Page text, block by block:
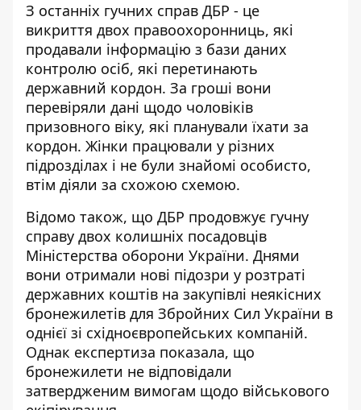
З останніх гучних справ ДБР - це
викриття двох правоохоронниць, які
продавали інформацію з бази даних
контролю осіб, які перетинають
державний кордон. За гроші вони
перевіряли дані щодо чоловіків
призовного віку, які планували їхати за
кордон. Жінки працювали у різних
підрозділах і не були знайомі особисто,
втім діяли за схожою схемою.
Відомо також, що ДБР продовжує гучну
справу двох колишніх посадовців
Міністерства оборони України. Днями
вони отримали нові підозри у розтраті
державних коштів на закупівлі неякісних
бронежилетів для Збройних Сил України в
однієї зі східноєвропейських компаній.
Однак експертиза показала, що
бронежилети не відповідали
затвердженим вимогам щодо військового